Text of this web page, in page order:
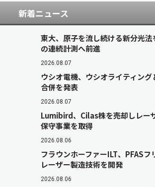
新着ニュース
東大、原子を流し続ける新分光
の連続計測へ前進
2026.08.07
ウシオ電機、ウシオライティン
合併を発表
2026.08.07
Lumibird、Cilas株を売却しレー
保守事業を取得
2026.08.06
フラウンホーファーILT、PFASフ
レーザー製造技術を開発
2026.08.06